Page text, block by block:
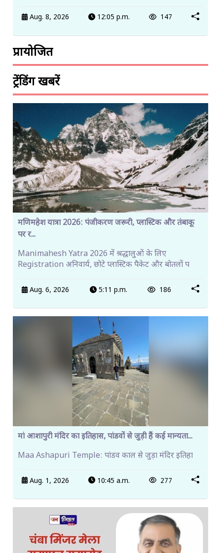
Aug. 8, 2026 12:05 p.m. 147
प्रायोजित
ट्रेंडिंग खबरें
मणिमहेश यात्रा 2026: पंजीकरण जरूरी, प्लास्टिक और तंबाकू
पर र...
Manimahesh Yatra 2026 में श्रद्धालुओं के लिए
Registration अनिवार्य, छोटे प्लास्टिक पैकेट और बोतलों प
Aug. 6, 2026 5:11 p.m. 186
मां आशापुरी मंदिर का इतिहास, पांडवों से जुड़ी हैं कई मान्यता...
Maa Ashapuri Temple: पांडव काल से जुड़ा मंदिर इतिहा
Aug. 1, 2026 10:45 a.m. 277